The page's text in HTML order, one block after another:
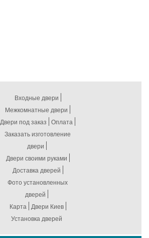
Входные двери
Межкомнатные двери
Двери под заказ Оплата
Заказать изготовление
двери
Двери своими руками
Доставка дверей
Фото установленных
дверей
Карта
Двери Киев
Установка дверей